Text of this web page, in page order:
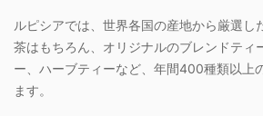
ルピシアでは、世界各国の産地から厳選し
茶はもちろん、オリジナルのブレンドティ
ー、ハーブティーなど、年間400種類以上
ます。